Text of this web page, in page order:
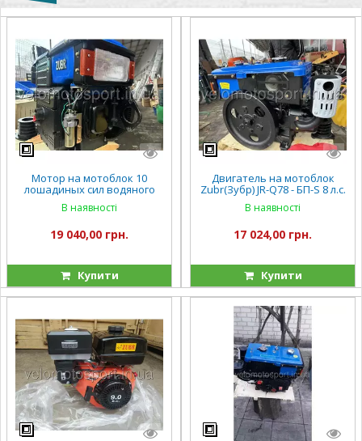
Мотор на мотоблок 10
лошадиных сил водяного
охлаждения Двигатель на
мотоблок Zubr(Зубр) JR-Q79 -
В наявності
19 040,00 грн.
Купити
Двигатель на мотоблок
Zubr(Зубр) JR-Q78 - БП-S 8 л.с.
ручной(ПЛЮС)
В наявності
17 024,00 грн.
Купити